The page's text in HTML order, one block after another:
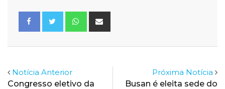
Whatsapp
Notícia Anterior
Congresso eletivo da
Próxima Notícia
Busan é eleita sede do